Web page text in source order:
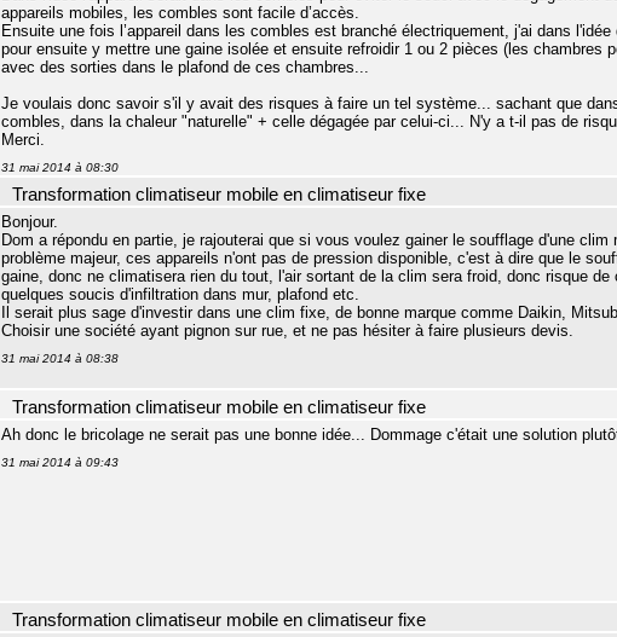
appareils mobiles, les combles sont facile d’accès.
Ensuite une fois l’appareil dans les combles est branché électriquement, j'ai dans
pour ensuite y mettre une gaine isolée et ensuite refroidir 1 ou 2 pièces (les chambres
avec des sorties dans le plafond de ces chambres...
Je voulais donc savoir s'il y avait des risques à faire un tel système... sachant que
combles, dans la chaleur "naturelle" + celle dégagée par celui-ci... N'y a t-il pas de
Merci.
31 mai 2014 à 08:30
Transformation climatiseur mobile en climatiseur fixe
Bonjour.
Dom a répondu en partie, je rajouterai que si vous voulez gainer le soufflage d'une
problème majeur, ces appareils n'ont pas de pression disponible, c'est à dire que le
gaine, donc ne climatisera rien du tout, l'air sortant de la clim sera froid, donc risque
quelques soucis d'infiltration dans mur, plafond etc.
Il serait plus sage d'investir dans une clim fixe, de bonne marque comme Daikin,
Choisir une société ayant pignon sur rue, et ne pas hésiter à faire plusieurs devis.
31 mai 2014 à 08:38
Transformation climatiseur mobile en climatiseur fixe
Ah donc le bricolage ne serait pas une bonne idée... Dommage c'était une solution
31 mai 2014 à 09:43
Transformation climatiseur mobile en climatiseur fixe